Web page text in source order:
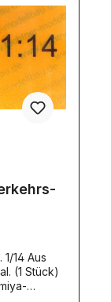
14 Aus
(1 Stück)